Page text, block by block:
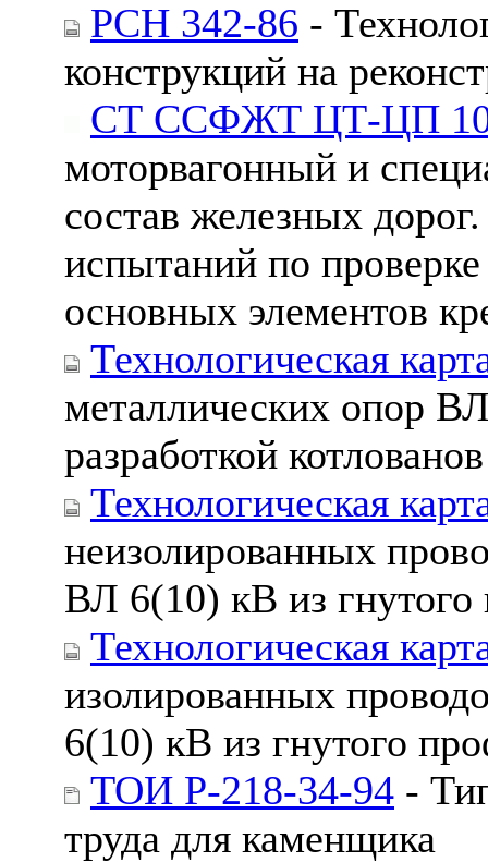
РСН 342-86 -
конструкций на
СТ ССФЖТ ЦТ-ЦП
моторвагонный и
состав железных
испытаний по
основных элементов
Технологическая
металлических опор
разработкой
Технологическая
неизолированных
ВЛ 6(10) кВ из гнутого
Технологическая
изолированных
6(10) кВ из гнутого
ТОИ Р-218-34-94 -
труда для каменщика